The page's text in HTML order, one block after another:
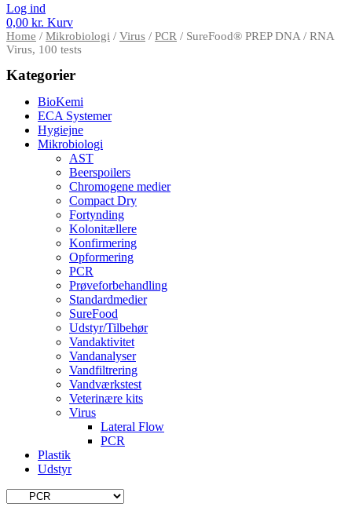
Log ind
0,00 kr. Kurv
Home / Mikrobiologi / Virus / PCR / SureFood® PREP DNA / RNA
Virus, 100 tests
Kategorier
BioKemi
ECA Systemer
Hygiejne
Mikrobiologi
AST
Beerspoilers
Chromogene medier
Compact Dry
Fortynding
Kolonitællere
Konfirmering
Opformering
PCR
Prøveforbehandling
Standardmedier
SureFood
Udstyr/Tilbehør
Vandaktivitet
Vandanalyser
Vandfiltrering
Vandværkstest
Veterinære kits
Virus
Lateral Flow
PCR
Plastik
Udstyr